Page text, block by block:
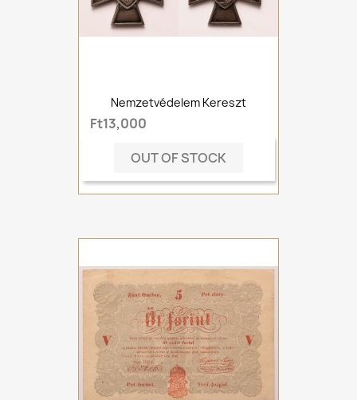
Nemzetvédelem Kereszt
Ft13,000
OUT OF STOCK